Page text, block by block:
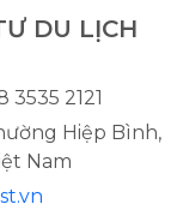
DU LỊCH
3535 2121
Hiệp Bình,
Nam